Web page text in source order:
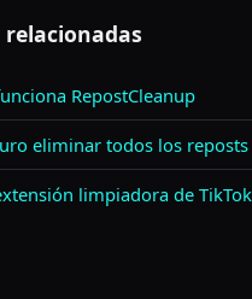
relacionadas
RepostCleanup
eliminar todos los reposts
limpiadora de TikTok